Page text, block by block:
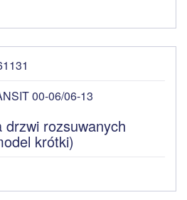
00-06/06-13
drzwi rozsuwanych
krótki)